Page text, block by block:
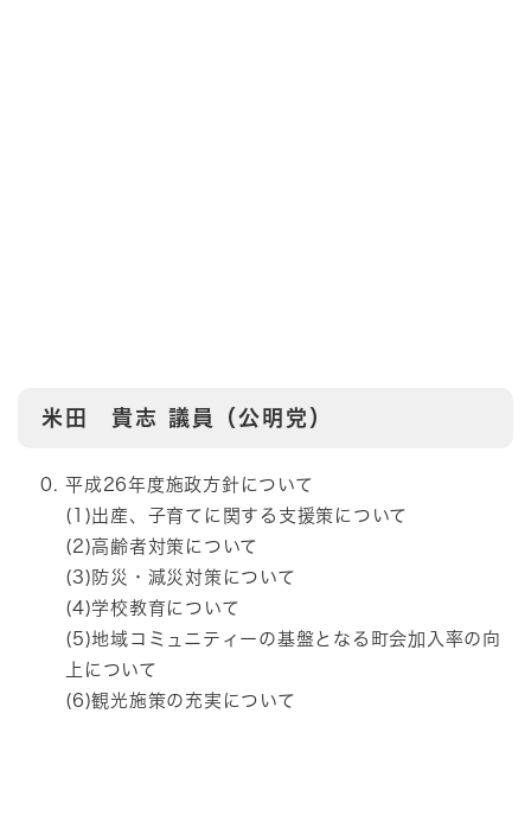
米田 貴志 議員（公明党）
平成26年度施政方針について
(1)出産、子育てに関する支援策について
(2)高齢者対策について
(3)防災・減災対策について
(4)学校教育について
(5)地域コミュニティーの基盤となる町会加入率の向
上について
(6)観光施策の充実について